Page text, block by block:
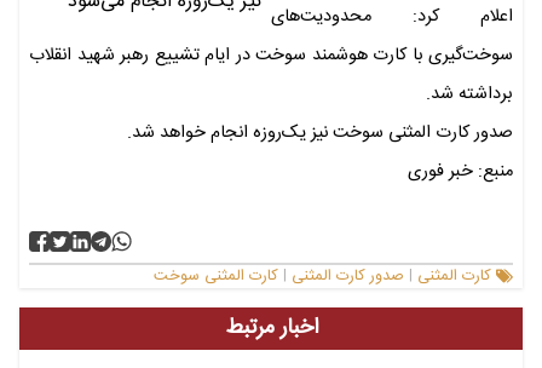
اعلام کرد: محدودیت‌های
سوخت‌گیری با کارت هوشمند سوخت در ایام تشییع رهبر شهید انقلاب
برداشته شد.
صدور کارت المثنی سوخت نیز یک‌روزه انجام خواهد شد.
منبع: خبر فوری
کارت المثنی | صدور کارت المثنی | کارت المثنی سوخت
اخبار مرتبط